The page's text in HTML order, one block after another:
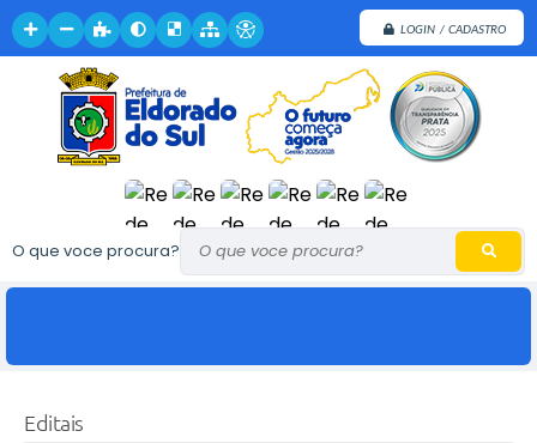
LOGIN / CADASTRO
O que voce procura?
Editais